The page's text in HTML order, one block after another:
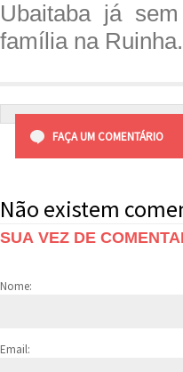
Ubaitaba já
família na
FAÇA UM COMENTÁRIO
Não existem
SUA VEZ DE
Nome:
Email: